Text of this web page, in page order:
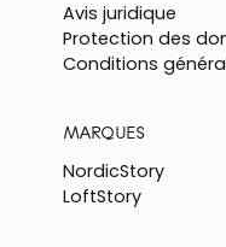
Avis juridique
Protection des
Conditions
MARQUES
NordicStory
LoftStory